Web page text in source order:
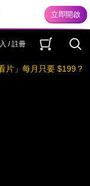
/ 註冊
片」每月只要 $199？